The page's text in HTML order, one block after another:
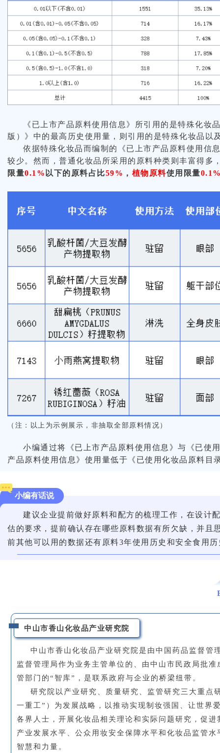
《已上市产品原料使用信息》所引用的是特殊化妆
版）》中的最高历史使用量，则引用的是特殊化妆品以
依据特殊化妆品而编制的《已上市产品原料使用信
较少。然而，普通化妆品所采用的原料种类则丰富得多
限量0.1% 以下的原料占比59% ， 植物原料使用限量
（注：以上为示例展示，非抽取全部原料情况）
小编通过将《已上市产品原料使用信息》与《已使
产品原料使用信息》使用量低于《已使用化妆品原料目
小编有话说
建议企业提前做好原料和配方的梳理工作，在设计
估的要求，提前确认存在哪些原料数据有所欠缺，并且
前其他可以用的数据还有原料3年使用历史和安全食用
中山市香山化妆品产业研究院
中山市香山化妆品产业研究院是由中国药品监督管
监督管理局作为业务主管单位的、由中山市民政局批
管部门的“智库”，是联系政府与企业的桥梁纽带。
研究院以产业研究、质量研究、监管研究三大重点
一重工”）为发展战略，以推动实现制妆强国、让世界
各界人士，开展化妆品相关理论和实际问题研究，促
产业发展水平、公众用妆安全保障水平和化妆品监管
智慧和力量。